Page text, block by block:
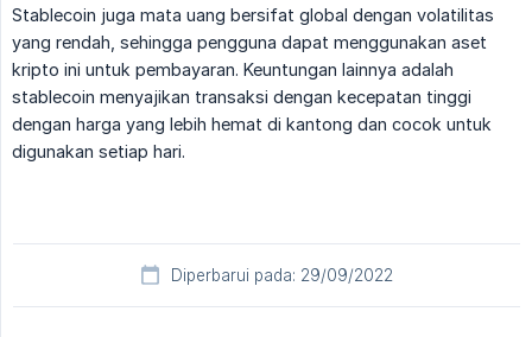
Stablecoin juga mata uang bersifat global dengan volatilitas
yang rendah, sehingga pengguna dapat menggunakan aset
kripto ini untuk pembayaran. Keuntungan lainnya adalah
stablecoin menyajikan transaksi dengan kecepatan tinggi
dengan harga yang lebih hemat di kantong dan cocok untuk
digunakan setiap hari.
Diperbarui pada: 29/09/2022